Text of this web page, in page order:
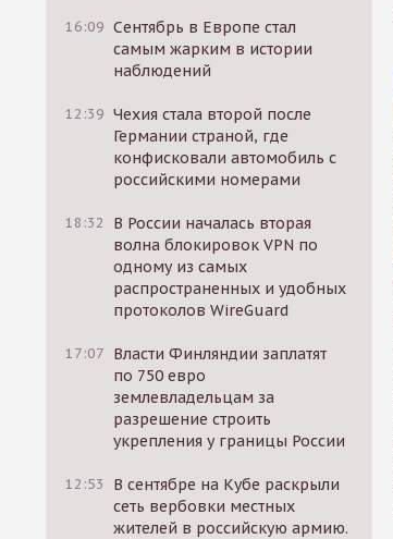
16:09 Сентябрь в Европе стал
самым жарким в истории
наблюдений
12:39 Чехия стала второй после
Германии страной, где
конфисковали автомобиль с
российскими номерами
18:32
В России началась вторая
волна блокировок VPN по
одному из самых
распространенных и удобных
протоколов WireGuard
17:07 Власти Финляндии заплатят
по 750 евро
землевладельцам за
разрешение строить
укрепления у границы России
12:53
В сентябре на Кубе раскрыли
сеть вербовки местных
жителей в российскую армию.